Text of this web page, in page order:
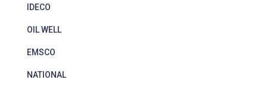
IDECO
OIL WELL
EMSCO
NATIONAL